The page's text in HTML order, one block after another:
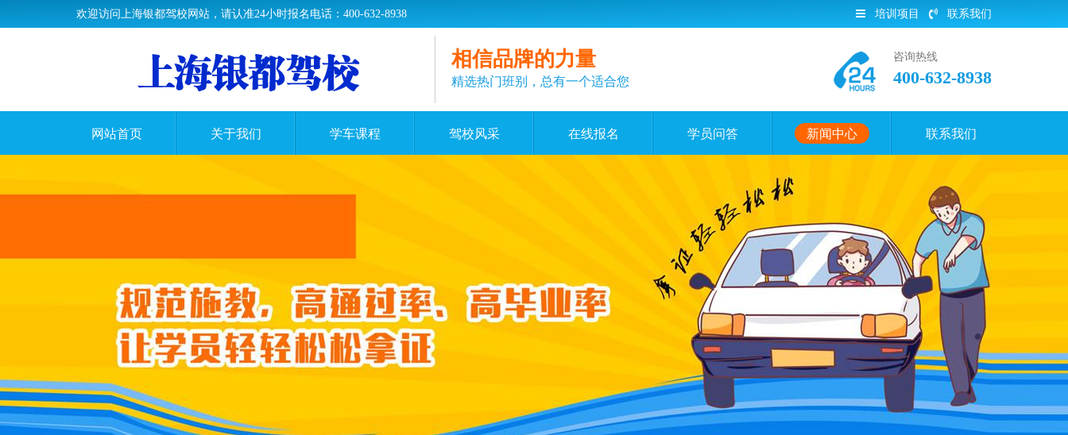
欢迎访问上海银都驾校网站，请认准24小时报名电话：400-632-8938 培训项目 联系我们
相信品牌的力量
精选热门班别，总有一个适合您
咨询热线
400-632-8938
网站首页 关于我们 学车课程 驾校风采 在线报名 学员问答 新闻中心 联系我们